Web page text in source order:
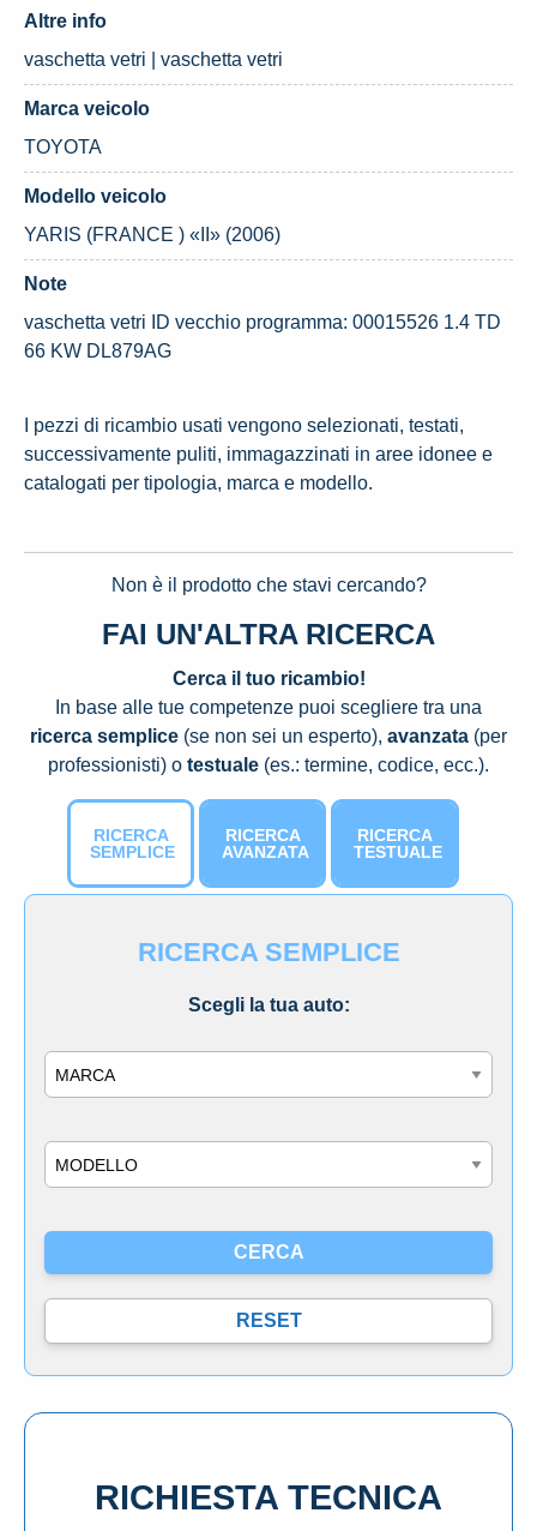
Altre info
vaschetta vetri | vaschetta vetri
Marca veicolo
TOYOTA
Modello veicolo
YARIS (FRANCE ) «II» (2006)
Note
vaschetta vetri ID vecchio programma: 00015526 1.4 TD
66 KW DL879AG
I pezzi di ricambio usati vengono selezionati, testati,
successivamente puliti, immagazzinati in aree idonee e
catalogati per tipologia, marca e modello.
Non è il prodotto che stavi cercando?
FAI UN'ALTRA RICERCA
Cerca il tuo ricambio!
In base alle tue competenze puoi scegliere tra una
ricerca semplice (se non sei un esperto), avanzata (per
professionisti) o testuale (es.: termine, codice, ecc.).
RICERCA
SEMPLICE
RICERCA
AVANZATA
RICERCA
TESTUALE
RICERCA SEMPLICE
Scegli la tua auto:
RICHIESTA TECNICA